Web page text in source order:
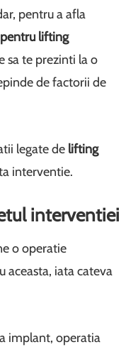
pentru a afla
lifting
sa te prezinti la o
de factorii de
legate de lifting
interventie.
interventiei
o operatie
aceasta, iata cateva
implant, operatia